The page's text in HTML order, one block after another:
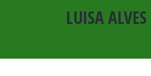
LUISA